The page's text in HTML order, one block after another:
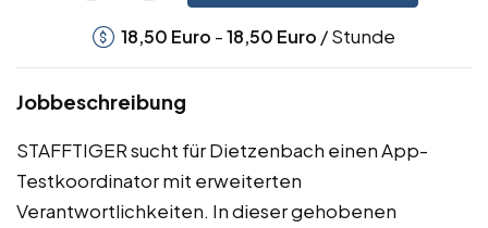
18,50 Euro -18,50 Euro / Stunde
Jobbeschreibung
STAFFTIGER sucht für Dietzenbach einen App-
Testkoordinator mit erweiterten
Verantwortlichkeiten. In dieser gehobenen